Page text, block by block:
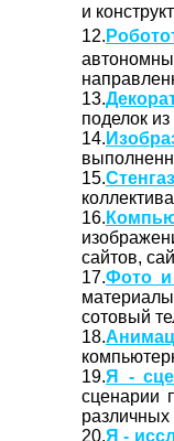
и
12.
13.
поделок
14.
15.
16.
сайтов,
17.Фото и
сотовый
18.
19.Я -
сценарии
20.Я -